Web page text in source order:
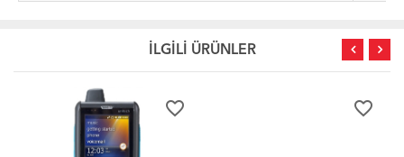
İLGİLİ ÜRÜNLER
favorite_border favorite_border